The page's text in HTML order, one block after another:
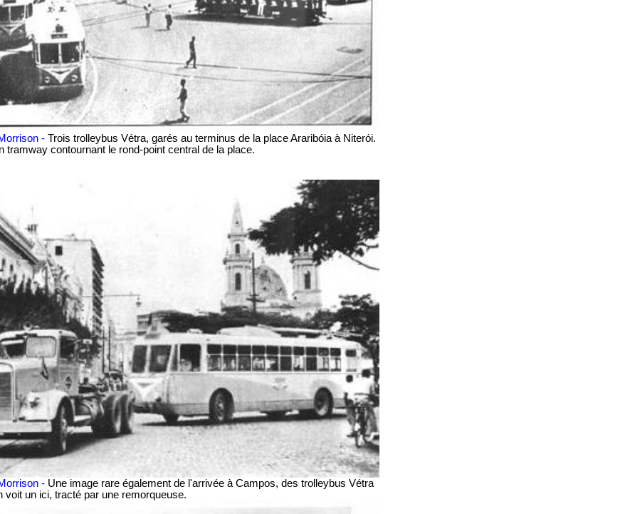
- Trois trolleybus Vétra, garés au terminus de la place Araribóia à Niterói.
tramway contournant le rond-point central de la place.
- Une image rare également de l'arrivée à Campos, des trolleybus Vétra
voit un ici, tracté par une remorqueuse.